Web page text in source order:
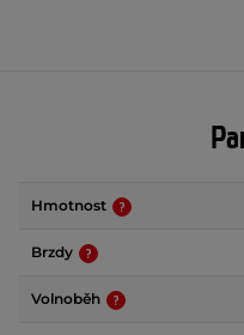
Hmotnost
Brzdy
Volnoběh